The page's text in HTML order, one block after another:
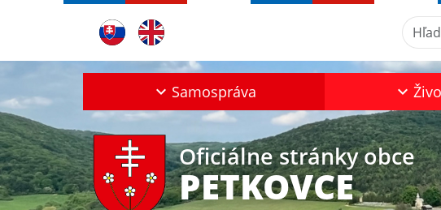
Samospráva
Oficiálne stránky obce
PETKOVCE